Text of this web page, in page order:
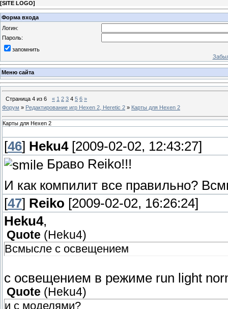
[SITE LOGO]
Форма входа
Логин:
Пароль:
запомнить
Меню сайта
Страница 4 из 6 « 1 2 3 4 5 6 »
Форум » Редактирование игр Hexen 2, Heretic 2 » Карты для Hexen 2
Карты для Hexen 2
[46] Heku4[2009-02-02, 12:43:27]
Браво Reiko!!!
И как компилит все правильно?
[47] Reiko [2009-02-02, 16:26:24]
Heku4,
Quote ( Heku4)
Всмысле с освещением
с освещением в режиме run light
Quote ( Heku4)
и с моделями?